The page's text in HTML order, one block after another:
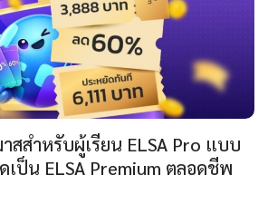
สสำหรับผู้เรียน ELSA Pro แบบ
เป็น ELSA Premium ตลอดชีพ